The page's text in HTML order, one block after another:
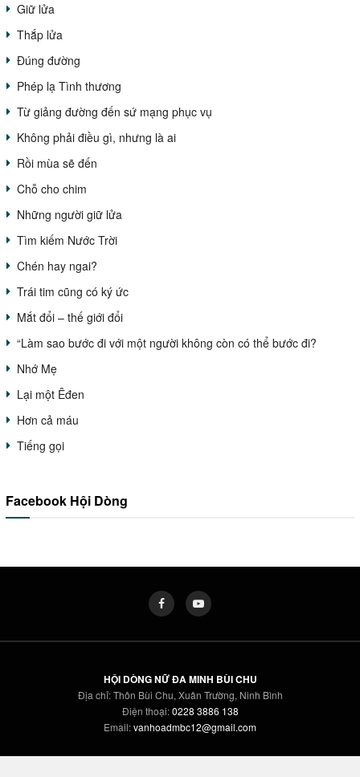
Giữ lửa
Thắp lửa
Đúng đường
Phép lạ Tình thương
Từ giảng đường đến sứ mạng phục vụ
Không phải điều gì, nhưng là ai
Rồi mùa sẽ đến
Chỗ cho chim
Những người giữ lửa
Tìm kiếm Nước Trời
Chén hay ngai?
Trái tim cũng có ký ức
Mắt đổi – thế giới đổi
“Làm sao bước đi với một người không còn có thể bước đi?
Nhớ Mẹ
Lại một Êđen
Hơn cả máu
Tiếng gọi
Facebook Hội Dòng
HỘI DÒNG NỮ ĐA MINH BÙI CHU
Địa chỉ: Thôn Bùi Chu, Xuân Trường, Ninh Bình
Điện thoại:0228 3886 138
Email:vanhoadmbc12@gmail.com